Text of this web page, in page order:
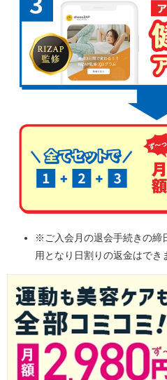
※ご入会月の退会手続きの締
用となり日割りの返金はでき